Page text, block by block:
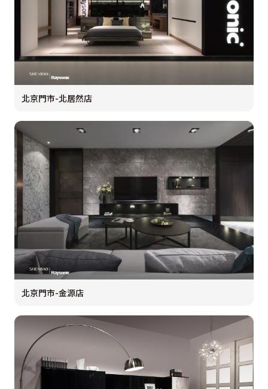
北京門市-北居然店
北京門市-金源店